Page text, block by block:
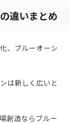
違いまとめ
、ブルーオーシ
は新しく広いと
創造ならブルー